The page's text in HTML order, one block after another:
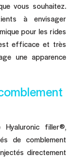
vous souhaitez.
à envisager
pour les rides
efficace et très
une apparence
filler®,
de comblement
directement